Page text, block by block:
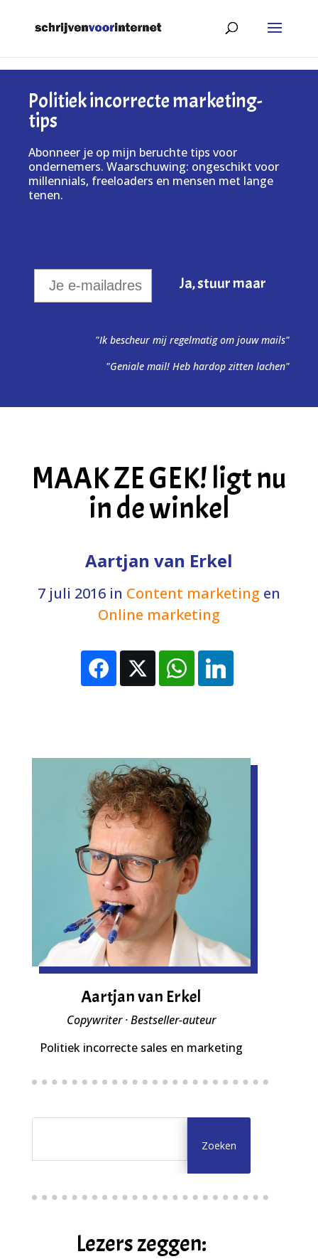
Politiek incorrecte marketing-
tips
Abonneer je op mijn beruchte tips voor
ondernemers. Waarschuwing: ongeschikt voor
millennials, freeloaders en mensen met lange
tenen.
"Ik bescheur mij regelmatig om jouw mails"
"Geniale mail! Heb hardop zitten lachen"
MAAK ZE GEK! ligt nu
in de winkel
Aartjan van Erkel
7 juli 2016in Content marketing en
Online marketing
Aartjan van Erkel
Copywriter · Bestseller-auteur
Politiek incorrecte sales en marketing
Lezers zeggen: